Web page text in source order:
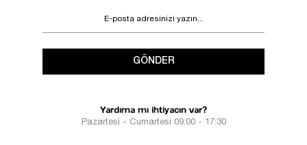
GÖNDER
Yardıma mı ihtiyacın var?
Pazartesi - Cumartesi 09:00 - 17:30